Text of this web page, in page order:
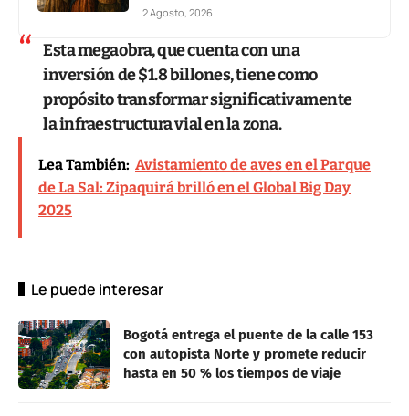
2 Agosto, 2026
Esta megaobra, que cuenta con una
inversión de $1.8 billones, tiene como
propósito transformar significativamente
la infraestructura vial en la zona.
Lea También: Avistamiento de aves en el Parque
de La Sal: Zipaquirá brilló en el Global Big Day
2025
Le puede interesar
Bogotá entrega el puente de la calle 153
con autopista Norte y promete reducir
hasta en 50 % los tiempos de viaje